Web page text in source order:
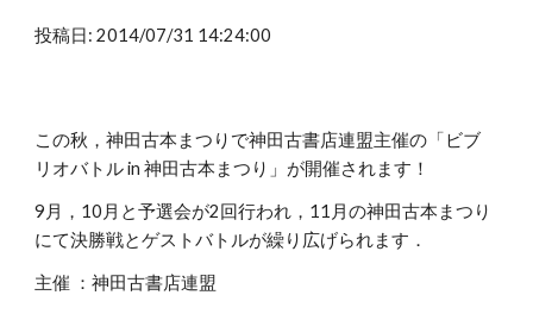
投稿日: 2014/07/31 14:24:00
この秋，神田古本まつりで神田古書店連盟主催の「ビブ
リオバトル in 神田古本まつり」が開催されます！
9月，10月と予選会が2回行われ，11月の神田古本まつり
にて決勝戦とゲストバトルが繰り広げられます．
主催 ：神田古書店連盟